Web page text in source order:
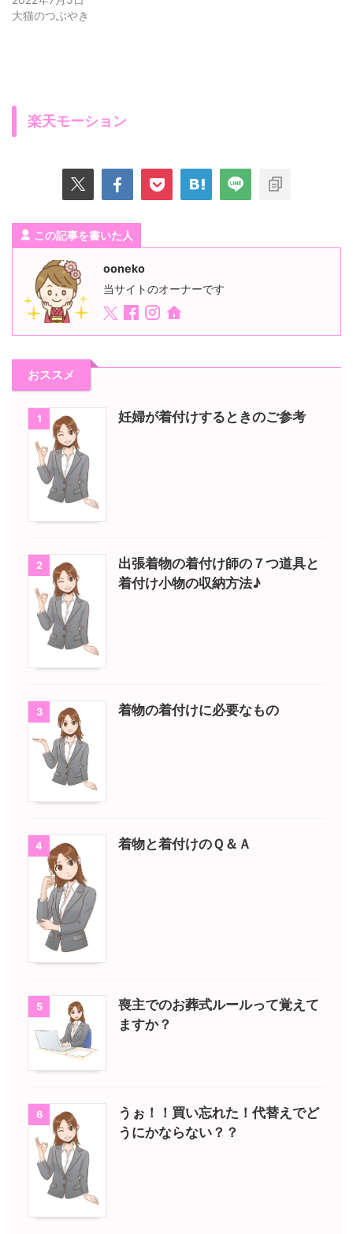
大猫のつぶやき
楽天モーション
この記事を書いた人
ooneko
当サイトのオーナーです
おススメ
1 妊婦が着付けするときのご参考
2
出張着物の着付け師の７つ道具と
着付け小物の収納方法♪
3 着物の着付けに必要なもの
4 着物と着付けのＱ＆Ａ
5
喪主でのお葬式ルールって覚えて
ますか？
6
うぉ！！買い忘れた！代替えでど
うにかならない？？